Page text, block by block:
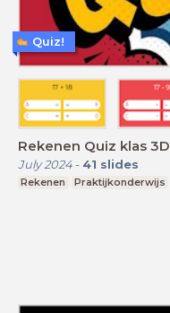
Rekenen Quiz klas 3D
July 2024- 41 slides
Rekenen Praktijkonderwijs
Quiz!